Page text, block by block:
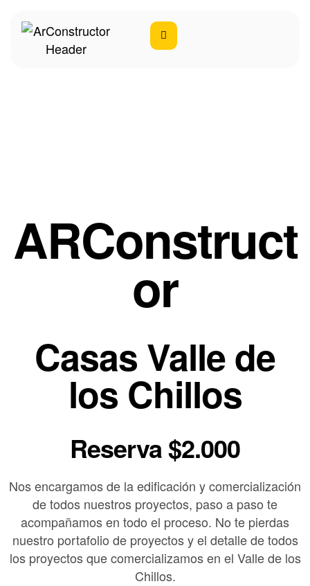
ARConstruct
or
Casas Valle de
los Chillos
Reserva $2.000
Nos encargamos de la edificación y comercialización
de todos nuestros proyectos, paso a paso te
acompañamos en todo el proceso. No te pierdas
nuestro portafolio de proyectos y el detalle de todos
los proyectos que comercializamos en el Valle de los
Chillos.